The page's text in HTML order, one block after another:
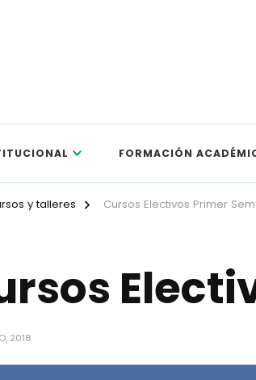
FORMACIÓN
y talleres Cursos Electivos Primer
2018